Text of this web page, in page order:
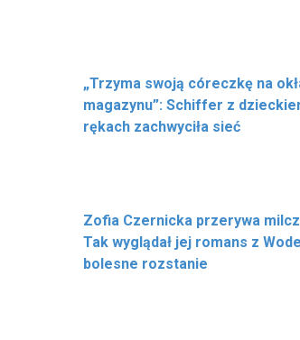
„Trzyma swoją córeczkę na
magazynu”: Schiffer z
rękach zachwyciła sieć
Zofia Czernicka przerywa
Tak wyglądał jej romans z
bolesne rozstanie